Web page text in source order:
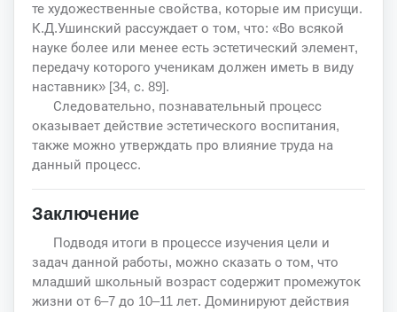
те художественные свойства, которые им присущи.
К.Д.Ушинский рассуждает о том, что: «Во всякой
науке более или менее есть эстетический элемент,
передачу которого ученикам должен иметь в виду
наставник» [34, с. 89].
Следовательно, познавательный процесс
оказывает действие эстетического воспитания,
также можно утверждать про влияние труда на
данный процесс.
Заключение
Подводя итоги в процессе изучения цели и
задач данной работы, можно сказать о том, что
младший школьный возраст содержит промежуток
жизни от 6–7 до 10–11 лет. Доминируют действия